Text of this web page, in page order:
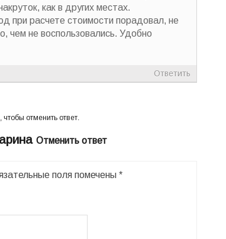
как в других местах.
при расчете стоимости порадовал, не
чем не воспользовались. Удобно
Ответить
отменить ответ.
Отменить ответ
поля помечены *